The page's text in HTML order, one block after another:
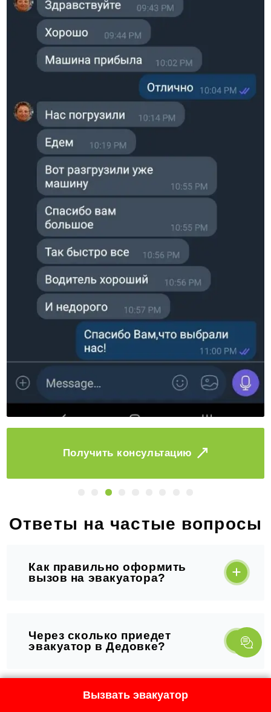
Заказать
Ответы на частые вопросы
Как правильно оформить
вызов на эвакуатора?
Через сколько приедет
эвакуатор в Дедовке?
Из чего складывается цена
Вызвать эвакуатор